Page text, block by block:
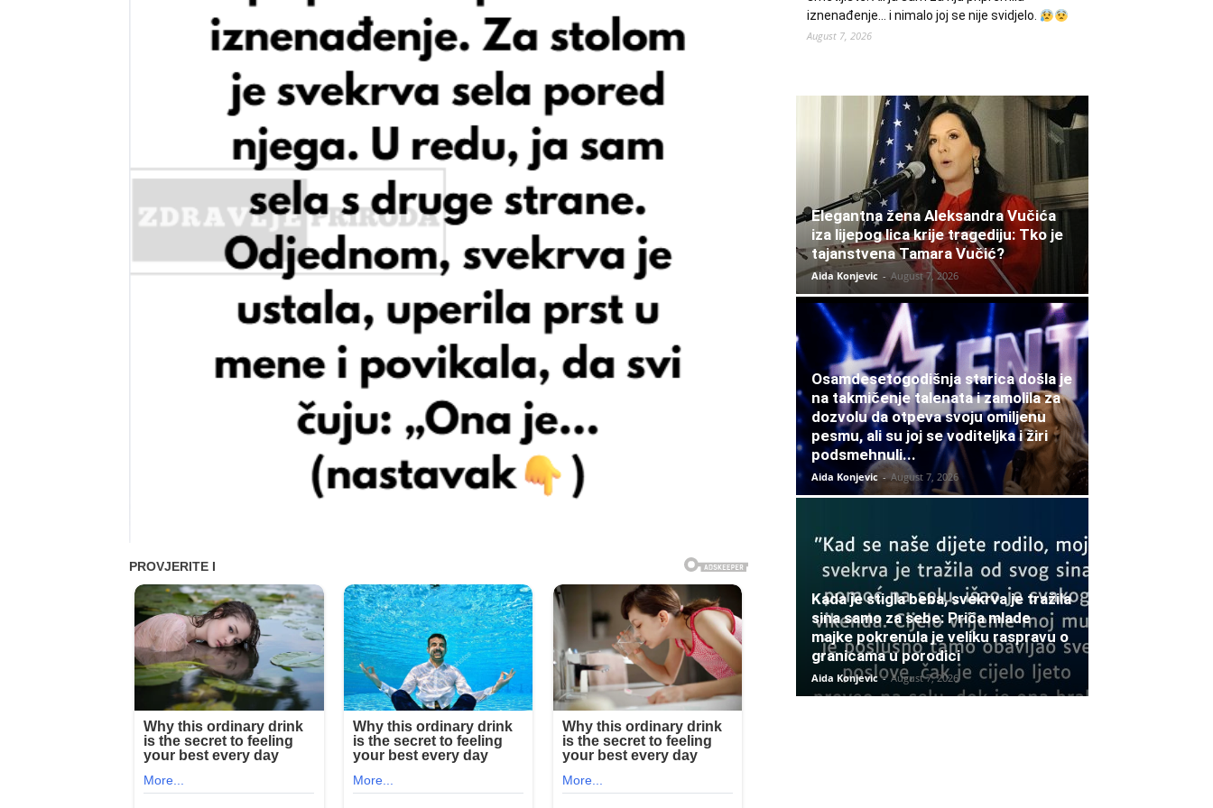
iznenađenje… i nimalo joj se nije svidjelo.
August 7, 2026
Elegantna žena Aleksandra Vučića
iza lijepog lica krije tragediju: Tko je
tajanstvena Tamara Vučić?
Aida Konjevic - August 7, 2026
Osamdesetogodišnja starica došla je
na takmičenje talenata i zamolila za
dozvolu da otpeva svoju omiljenu
pesmu, ali su joj se voditeljka i žiri
podsmehnuli...
Aida Konjevic - August 7, 2026
Kada je stigla beba, svekrva je tražila
sina samo za sebe: Priča mlade
majke pokrenula je veliku raspravu o
granicama u porodici
Aida Konjevic - August 7, 2026